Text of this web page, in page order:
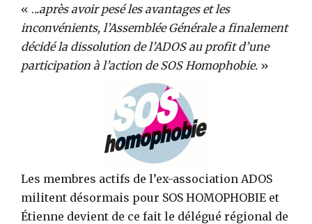
« ...après avoir pesé les avantages et les
inconvénients, l’Assemblée Générale a finalement
décidé la dissolution de l’ADOS au profit d’une
participation à l’action de SOS Homophobie. »
Les membres actifs de l’ex-association ADOS
militent désormais pour SOS HOMOPHOBIE et
Étienne devient de ce fait le délégué régional de